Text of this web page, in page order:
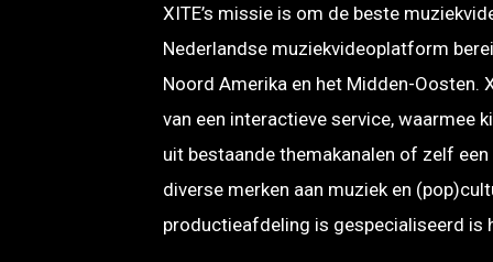
XITE’s missie is om de beste
Nederlandse muziekvideoplatform
Noord Amerika en het Midden-Oosten.
van een interactieve service, waarmee
uit bestaande themakanalen of zelf
diverse merken aan muziek en
productieafdeling is gespecialiseerd is